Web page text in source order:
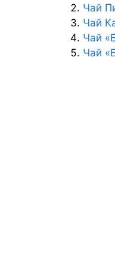
Чай
Чай
Чай
Чай